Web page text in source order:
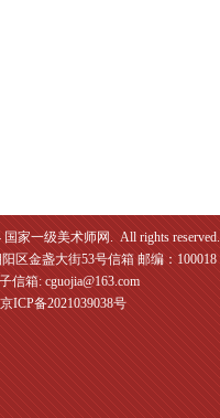
国家一级美术师网. All rights reserved.
区金盏大街53号信箱 邮编：100018
信箱: cguojia@163.com
京ICP备2021039038号